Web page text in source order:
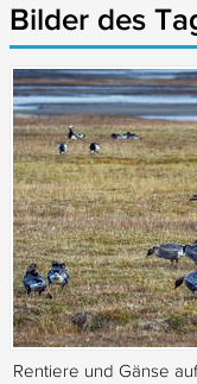
Bilder des
Rentiere und Gänse